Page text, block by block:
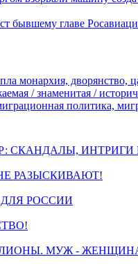
бывшему главе
монархия, дворянство,
/ знаменитая /
политика,
СКАНДАЛЫ, ИНТРИГИ
РАЗЫСКИВАЮТ!
ДЛЯ РОССИИ
МУЖ -